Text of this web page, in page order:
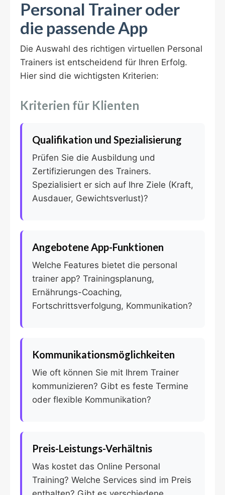
Personal Trainer oder
die passende App
Die Auswahl des richtigen virtuellen Personal
Trainers ist entscheidend für Ihren Erfolg.
Hier sind die wichtigsten Kriterien:
Kriterien für Klienten
Qualifikation und Spezialisierung
Prüfen Sie die Ausbildung und
Zertifizierungen des Trainers.
Spezialisiert er sich auf Ihre Ziele (Kraft,
Ausdauer, Gewichtsverlust)?
Angebotene App-Funktionen
Welche Features bietet die personal
trainer app? Trainingsplanung,
Ernährungs-Coaching,
Fortschrittsverfolgung, Kommunikation?
Kommunikationsmöglichkeiten
Wie oft können Sie mit Ihrem Trainer
kommunizieren? Gibt es feste Termine
oder flexible Kommunikation?
Preis-Leistungs-Verhältnis
Was kostet das Online Personal
Training? Welche Services sind im Preis